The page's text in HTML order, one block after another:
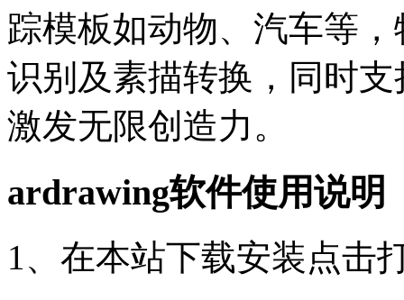
踪模板如动物、汽车等
识别及素描转换，同时
激发无限创造力。
ardrawing软件使用说明
1、在本站下载安装点击